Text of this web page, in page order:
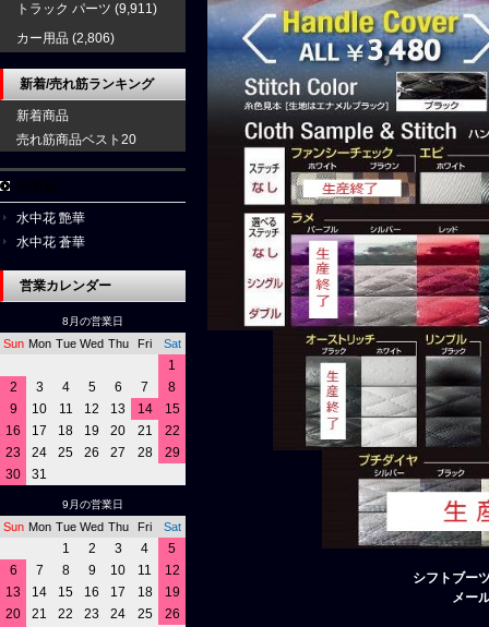
シフトブー
メー
トラック パーツ (9,911)
カー用品 (2,806)
新着/売れ筋ランキング
新着商品
売れ筋商品ベスト20
水中花 艶華
水中花 蒼華
営業カレンダー
8月の営業日
Sun Mon Tue Wed Thu Fri Sat
1
2
3 4 5 6 7
8
9
10 11 12 13 14
15
16
17 18 19 20 21
22
23
24 25 26 27 28
29
30
31
9月の営業日
Sun Mon Tue Wed Thu Fri Sat
1 2 3 4
5
6
7 8 9 10 11
12
13
14 15 16 17 18
19
20
21 22 23 24 25
26